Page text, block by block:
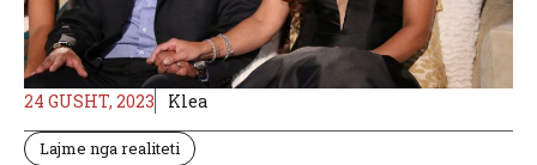
24 GUSHT, 2023 Klea
Lajme nga realiteti